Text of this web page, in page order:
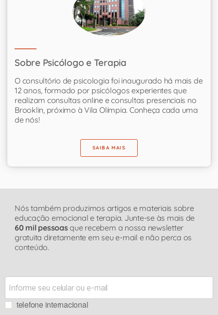
Sobre Psicólogo e Terapia
O consultório de psicologia foi inaugurado há mais de
12 anos, formado por psicólogos experientes que
realizam consultas online e consultas presenciais no
Brooklin, próximo à Vila Olímpia. Conheça cada uma
de nós!
SAIBA MAIS
Nós também produzimos artigos e materiais sobre
educação emocional e terapia. Junte-se às mais de
60 mil pessoas que recebem a nossa newsletter
gratuita diretamente em seu e-mail e não perca os
conteúdo.
telefone internacional